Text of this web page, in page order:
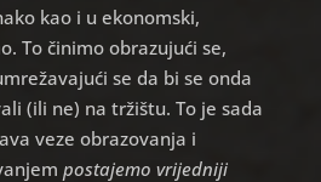
kao i u ekonomski,
To činimo obrazujući se,
se da bi se onda
(ili ne) na tržištu. To je sada
veze obrazovanja i
postajemo vrijedniji